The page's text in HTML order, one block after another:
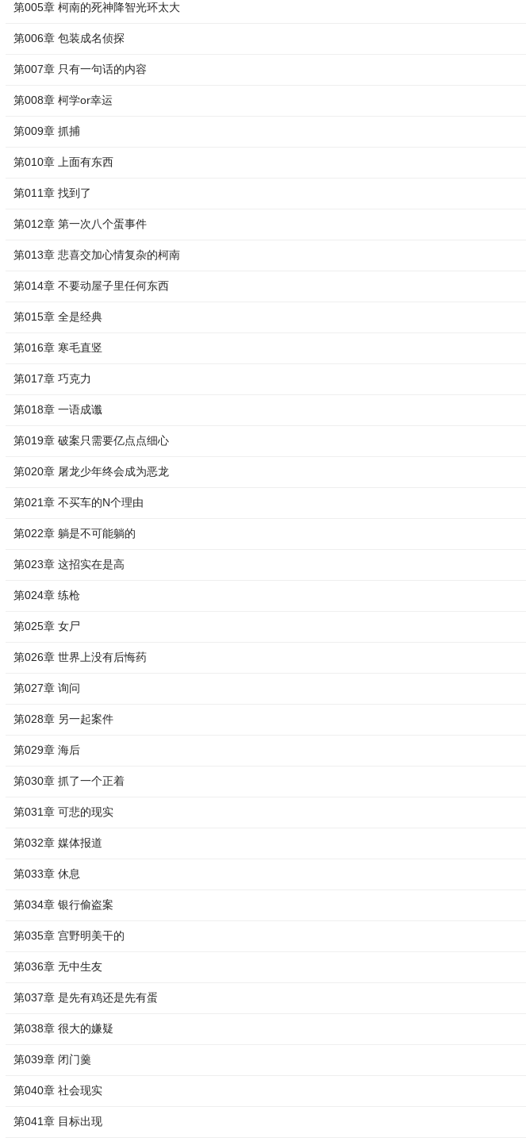
第005章 柯南的死神降智光环太大
第006章 包装成名侦探
第007章 只有一句话的内容
第008章 柯学or幸运
第009章 抓捕
第010章 上面有东西
第011章 找到了
第012章 第一次八个蛋事件
第013章 悲喜交加心情复杂的柯南
第014章 不要动屋子里任何东西
第015章 全是经典
第016章 寒毛直竖
第017章 巧克力
第018章 一语成谶
第019章 破案只需要亿点点细心
第020章 屠龙少年终会成为恶龙
第021章 不买车的N个理由
第022章 躺是不可能躺的
第023章 这招实在是高
第024章 练枪
第025章 女尸
第026章 世界上没有后悔药
第027章 询问
第028章 另一起案件
第029章 海后
第030章 抓了一个正着
第031章 可悲的现实
第032章 媒体报道
第033章 休息
第034章 银行偷盗案
第035章 宫野明美干的
第036章 无中生友
第037章 是先有鸡还是先有蛋
第038章 很大的嫌疑
第039章 闭门羹
第040章 社会现实
第041章 目标出现